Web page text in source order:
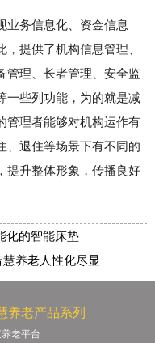
业务信息化、资金信息
提供了机构信息管理、
管理、长者管理、安全监
一些列功能，为的就是减
管理者能够对机构运作有
、退住等场景下有不同的
提升整体形象，传播良好
化的智能床垫
养老人性化尽显
养老产品系列
老平台